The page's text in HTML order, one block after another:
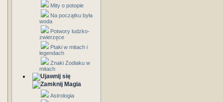
Mity o potopie
Na początku była
woda
Potwory ludzko-
zwierzęce
Ptaki w mitach i
legendach
Znaki Zodiaku w
mitach
Magia
Astrologia